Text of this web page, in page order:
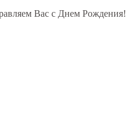
Вас с Днем Рождения!